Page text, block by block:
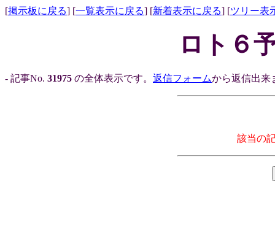
[掲示板に戻る] [一覧表示に戻る] [新着表示に戻る] [ツリー表
ロト６
- 記事No. 31975 の全体表示です。 返信フォームから返信出来
該当の